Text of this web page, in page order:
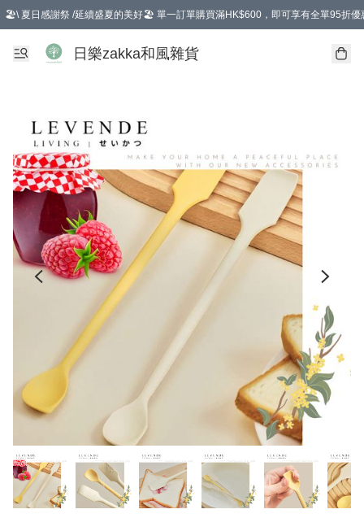
🏖️\ 夏日感謝祭 /延續盛夏的美好🏖️ 單一訂單購買滿HK$600，即可享有全單95折優
選擇GoGoX住宅/工商地址配送，單一訂單消費購物滿HK$680(折扣後），可享有
日樂zakka和風雜貨